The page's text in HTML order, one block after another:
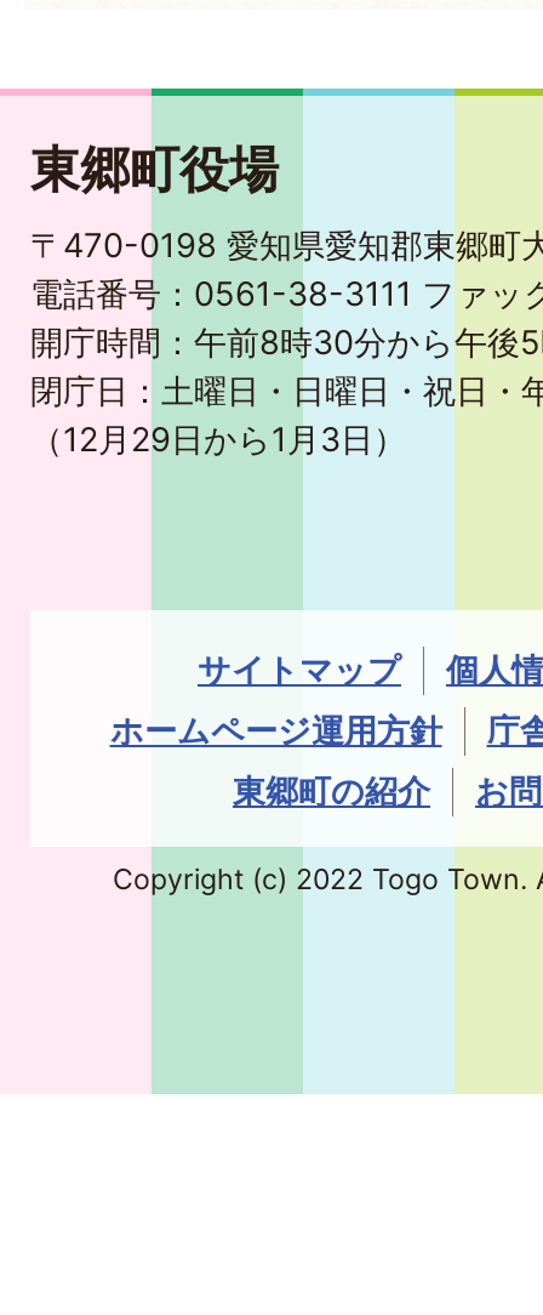
東郷町役場
〒470-0198 愛知県愛知郡東郷町
電話番号：0561-38-3111 ファ
開庁時間：午前8時30分から午後
閉庁日：土曜日・日曜日・祝日・
（12月29日から1月3日）
サイトマップ
個人
ホームページ運用方針
庁
東郷町の紹介
お
Copyright (c) 2022 Togo Town.